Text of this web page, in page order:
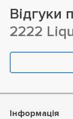
Відгуки
2222
Інформація